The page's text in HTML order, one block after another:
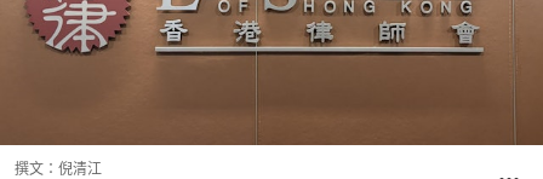
撰文： 倪清江